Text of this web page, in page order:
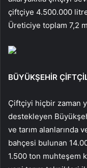
çiftçiye 4.500.000
Üreticiye toplam 7,2
BÜYÜKŞEHİR
Çiftçiyi hiçbir zaman
destekleyen
ve tarım alanlarında
bahçesi bulunan
1.500 ton muhteşem